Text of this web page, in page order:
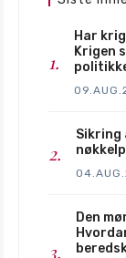
Har
Krigen
Den